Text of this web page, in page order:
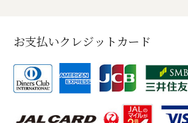
お支払いクレジットカード